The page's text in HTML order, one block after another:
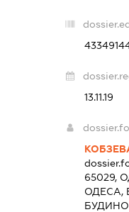
13.11.19
65029,
ОДЕСА,